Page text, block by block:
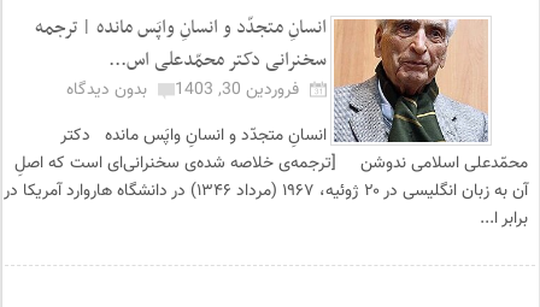
انسانِ متجدّد و انسانِ واپَس مانده | ترجمه‌
سخنرانی‌ دکتر محمّد‌علی اس...
فروردین 30, 1403
بدون دیدگاه
انسانِ متجدّد و انسانِ واپَس مانده دکتر
محمّد‌علی اسلامی ندوشن [ترجمه‌ی خلاصه شده‌ی سخنرانی‌ای است که اصلِ
آن به زبان انگلیسی در ۲۰ ژوئیه، ۱۹۶۷ (مرداد ۱۳۴۶) در دانشگاه هاروارد آمریکا در
برابر ا...